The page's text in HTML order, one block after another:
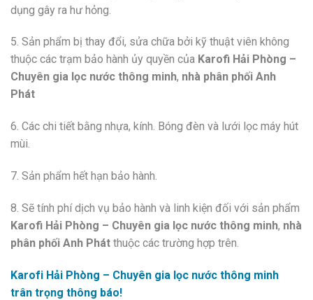
dụng gây ra hư hỏng.
5. Sản phẩm bị thay đổi, sửa chữa bởi kỹ thuật viên không
thuộc các trạm bảo hành ủy quyền của Karofi Hải Phòng –
Chuyên gia lọc nước thông minh, nhà phân phối Anh
Phát
6. Các chi tiết bằng nhựa, kính. Bóng đèn và lưới lọc máy hút
mùi.
7. Sản phẩm hết hạn bảo hành.
8. Sẽ tính phí dịch vụ bảo hành và linh kiện đối với sản phẩm
Karofi Hải Phòng – Chuyên gia lọc nước thông minh, nhà
phân phối Anh Phát thuộc các trường hợp trên.
Karofi Hải Phòng – Chuyên gia lọc nước thông minh
trân trọng thông báo!